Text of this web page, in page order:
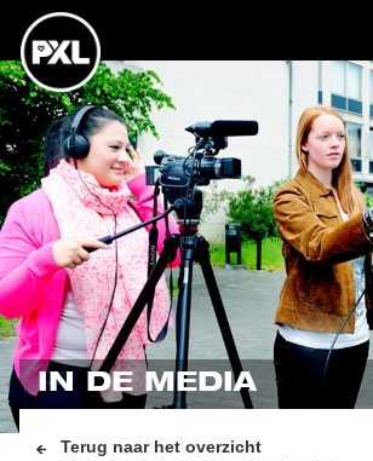
IN DE MEDIA
Terug naar het overzicht